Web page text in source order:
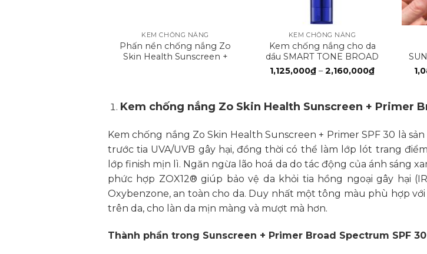
KEM CHỐNG NẮNG
Phấn nền chống nắng Zo
Skin Health Sunscreen +
KEM CHỐNG NẮNG
Kem chống nắng cho da
dầu SMART TONE BROAD
SPECTRUM SPF 50
1,125,000₫ – 2,160,000₫Khoảng
đến
2,160,000₫
+
Kem chống nắng Zo Skin Health Sunscreen + Primer
Kem chống nắng Zo Skin Health Sunscreen + Primer SPF 30 là
trước tia UVA/UVB gây hại, đồng thời có thể làm lớp lót trang
lớp finish mịn lì. Ngăn ngừa lão hoá da do tác động của ánh sáng
phức hợp ZOX12® giúp bảo vệ da khỏi tia hồng ngoại gây hại
Oxybenzone, an toàn cho da. Duy nhất một tông màu phù hợp
trên da, cho làn da mịn màng và mượt mà hơn.
Thành phần trong Sunscreen + Primer Broad Spectrum SPF 30